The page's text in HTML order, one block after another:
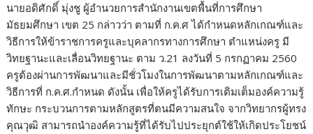
นายอดิศักดิ์ มุ่งชู ผู้อำนวยการสำนักงานเขตพื้นที่การศึกษา
มัธยมศึกษา เขต 25 กล่าวว่า ตามที่ ก.ค.ศ ได้กำหนดหลักเกณฑ์และ
วิธีการให้ข้าราชการครูและบุคลากรทางการศึกษา ตำแหน่งครู มี
วิทยฐานะและเลื่อนวิทยฐานะ ตาม ว.21 ลงวันที่ 5 กรกฏาคม 2560
ครูต้องผ่านการพัฒนาและมีชั่วโมงในการพัฒนาตามหลักเกณฑ์และ
วิธีการที่ ก.ค.ศ.กำหนด ดังนั้น เพื่อให้ครูได้รับการเติมเต็มองค์ความรู้
ทักษะ กระบวนการตามหลักสูตรที่ตนมีความสนใจ จากวิทยากรผู้ทรง
คุณวุฒิ สามารถนำองค์ความรู้ที่ได้รับไปประยุกต์ใช้ให้เกิดประโยชน์